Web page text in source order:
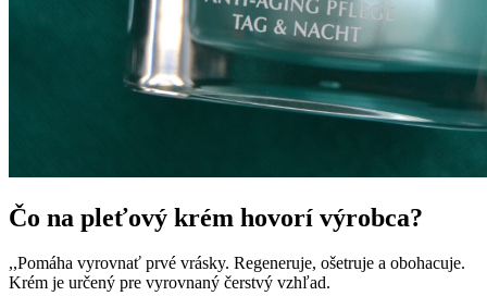
Čo na pleťový krém hovorí výrobca?
,,Pomáha vyrovnať prvé vrásky. Regeneruje, ošetruje a obohacuje.
Krém je určený pre vyrovnaný čerstvý vzhľad.